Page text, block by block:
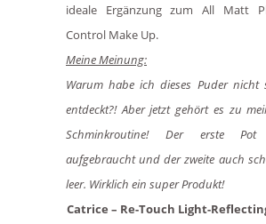
ideale Ergänzung zum All Matt
Control Make Up.
Meine Meinung:
Warum habe ich dieses Puder nicht
entdeckt?! Aber jetzt gehört es zu
Schminkroutine! Der erste
aufgebraucht und der zweite auch
leer. Wirklich ein super Produkt!
Catrice – Re-Touch Light-